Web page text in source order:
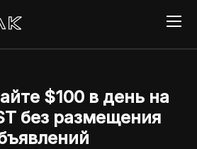
$100 в день на
без размещения